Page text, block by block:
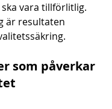
vara tillförlitlig.
är resultaten
som påverkar